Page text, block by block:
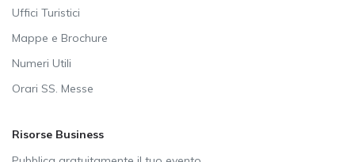
Uffici Turistici
Mappe e Brochure
Numeri Utili
Orari SS. Messe
Risorse Business